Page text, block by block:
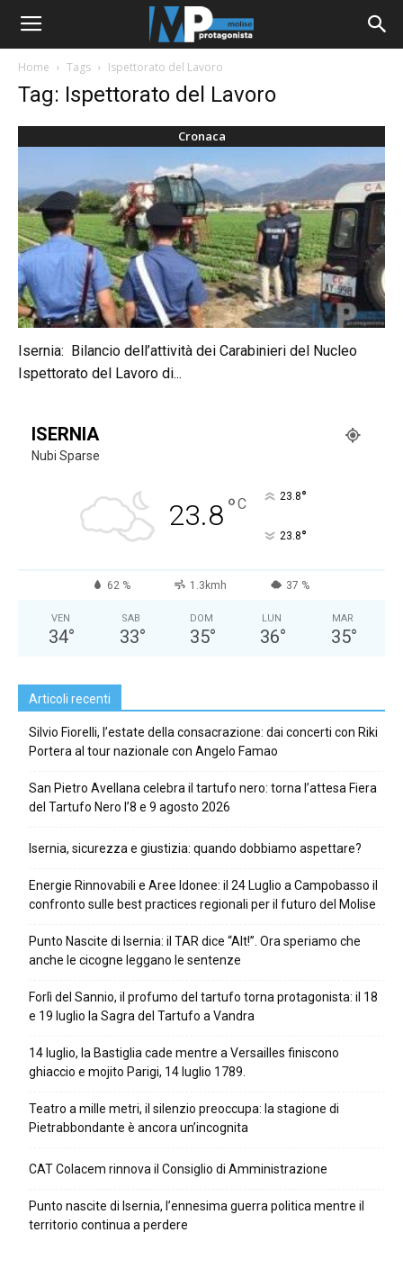
Home Tags Ispettorato del Lavoro
Tag: Ispettorato del Lavoro
Cronaca
Isernia: Bilancio dell’attività dei Carabinieri del Nucleo
Ispettorato del Lavoro di...
ISERNIA
Nubi Sparse
23.8°C 23.8°
23.8°
62 % 1.3kmh 37 %
VEN
34°
SAB
33°
DOM
35°
LUN
36°
MAR
35°
Articoli recenti
Silvio Fiorelli, l’estate della consacrazione: dai concerti con Riki
Portera al tour nazionale con Angelo Famao
San Pietro Avellana celebra il tartufo nero: torna l’attesa Fiera
del Tartufo Nero l’8 e 9 agosto 2026
Isernia, sicurezza e giustizia: quando dobbiamo aspettare?
Energie Rinnovabili e Aree Idonee: il 24 Luglio a Campobasso il
confronto sulle best practices regionali per il futuro del Molise
Punto Nascite di Isernia: il TAR dice “Alt!”. Ora speriamo che
anche le cicogne leggano le sentenze
Forlì del Sannio, il profumo del tartufo torna protagonista: il 18
e 19 luglio la Sagra del Tartufo a Vandra
14 luglio, la Bastiglia cade mentre a Versailles finiscono
ghiaccio e mojito Parigi, 14 luglio 1789.
Teatro a mille metri, il silenzio preoccupa: la stagione di
Pietrabbondante è ancora un’incognita
CAT Colacem rinnova il Consiglio di Amministrazione
Punto nascite di Isernia, l’ennesima guerra politica mentre il
territorio continua a perdere